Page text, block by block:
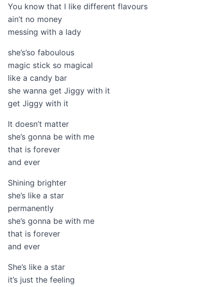
You know that I like different flavours
ain’t no money
messing with a lady
she’s’so faboulous
magic stick so magical
like a candy bar
she wanna get Jiggy with it
get Jiggy with it
It doesn’t matter
she’s gonna be with me
that is forever
and ever
Shining brighter
she’s like a star
permanently
she’s gonna be with me
that is forever
and ever
She’s like a star
it’s just the feeling